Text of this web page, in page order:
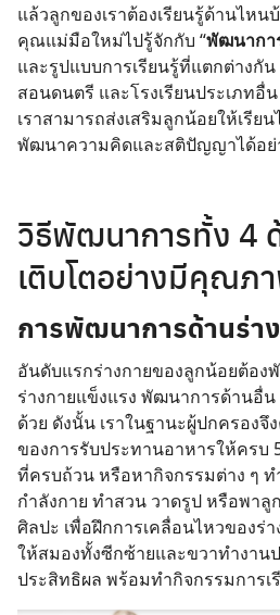
แล้วลูกของเราต้องเรียนรู้ด้านไห
คุณแม่มือใหม่ไปรู้จักกับ “พัฒนากา
และรูปแบบการเรียนรู้ที่แตกต่างกัน
สอนดนตรี และโรงเรียนประเภทอื่
เราสามารถส่งเสริมลูกน้อยให้เรีย
พัฒนาความคิดและสติปัญญาได้อย่
วิธีพัฒนาการทั้ง 4
เติบโตอย่างมีคุณภ
การพัฒนาการด้านร่า
อันดับแรกร่างกายของลูกน้อยต้อง
ร่างกายแข็งแรง พัฒนาการด้านอื่
ด้วย ดังนั้น เราในฐานะผู้ปกครองจึ
ของการรับประทานอาหารให้ครบ
ที่ครบถ้วน หรือหากิจกรรมต่าง ๆ
กำลังกาย ทำสวน วาดรูป หรือพาลู
ศิลปะ เพื่อฝึกการเคลื่อนไหวของร่
ให้สมองทั้งซีกซ้ายและขวาทำงาน
ประสิทธิผล พร้อมทำกิจกรรมการเ